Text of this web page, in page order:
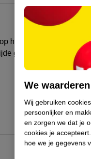
het milieu. Groen (+) =
gemiddelden.
We
Wij gebruiken
persoonlijker en
en zorgen we dat je
cookies je accepteert.
hoe we je gegevens